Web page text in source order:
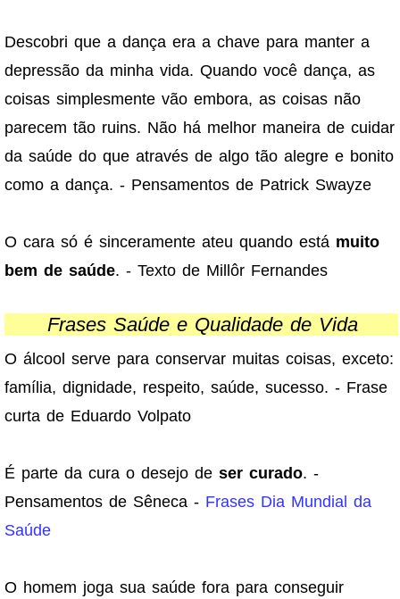
Descobri que a dança era a chave para manter a
depressão da minha vida. Quando você dança, as
coisas simplesmente vão embora, as coisas não
parecem tão ruins. Não há melhor maneira de cuidar
da saúde do que através de algo tão alegre e bonito
como a dança. - Pensamentos de Patrick Swayze
O cara só é sinceramente ateu quando está muito
bem de saúde. - Texto de Millôr Fernandes
Frases Saúde e Qualidade de Vida
O álcool serve para conservar muitas coisas, exceto:
família, dignidade, respeito, saúde, sucesso. - Frase
curta de Eduardo Volpato
É parte da cura o desejo de ser curado. -
Pensamentos de Sêneca - Frases Dia Mundial da
Saúde
O homem joga sua saúde fora para conseguir